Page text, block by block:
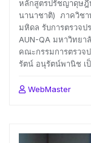
หลักสูตรปรัชญาดุษ
นานาชาติ) ภาควิชา
มหิดล รับการตรวจ
AUN-QA มหาวิทยา
คณะกรรมการตรวจ
รัตน์ อนุรัตน์พานิช เ
WebMaster